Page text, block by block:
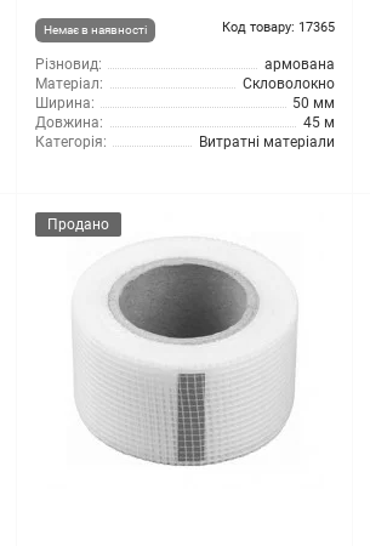
Немає в наявності Код товару: 17365
Різновид:
армована
Матеріал:
Скловолокно
Ширина:
50 мм
Довжина:
45 м
Категорія:
Витратні матеріали
Продано